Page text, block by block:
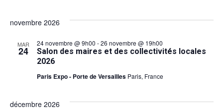
novembre 2026
MAR
24
Salon des maires et des collectivités locales
2026
24 novembre @ 9h00 -26 novembre @ 19h00
Paris Expo - Porte de Versailles Paris, France
décembre 2026